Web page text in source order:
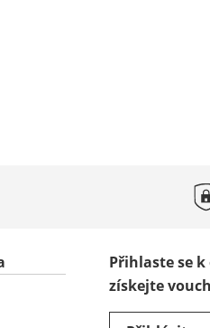
Přihlaste se
získejte